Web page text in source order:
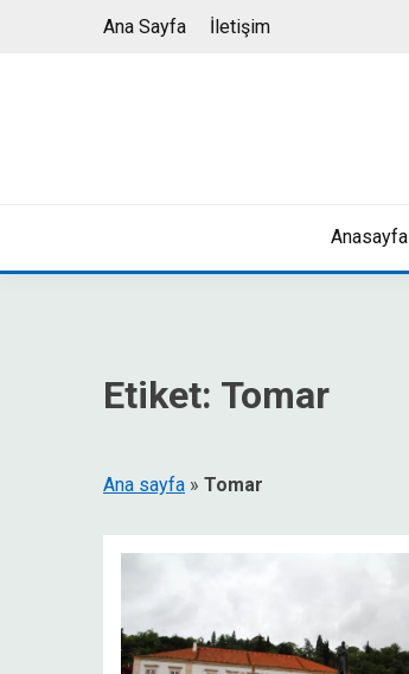
Ana Sayfa İletişim
Anasayfa
Etiket: Tomar
Ana sayfa » Tomar